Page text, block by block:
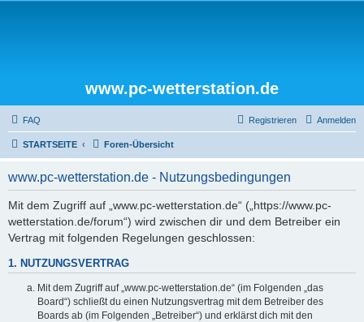
www.pc-wetterstation.de
FAQ Anmelden
Registrieren
STARTSEITE Foren-Übersicht
www.pc-wetterstation.de - Nutzungsbedingungen
Mit dem Zugriff auf „www.pc-wetterstation.de“ („https://www.pc-
wetterstation.de/forum“) wird zwischen dir und dem Betreiber ein
Vertrag mit folgenden Regelungen geschlossen:
1. NUTZUNGSVERTRAG
Mit dem Zugriff auf „www.pc-wetterstation.de“ (im Folgenden „das
Board“) schließt du einen Nutzungsvertrag mit dem Betreiber des
Boards ab (im Folgenden „Betreiber“) und erklärst dich mit den